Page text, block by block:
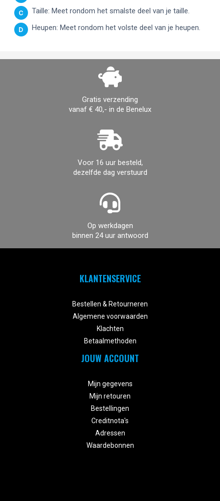
C Taille: Meet rondom het smalste deel van je taille.
D Heupen: Meet rondom het volste deel van je heupen.
Gratis verzending
vanaf € 40,- in de Benelux
Voor 16 uur besteld,
dezelfde dag verstuurd
Op werkdagen
binnen 24 uur antwoord
KLANTENSERVICE
Bestellen & Retourneren
Algemene voorwaarden
Klachten
Betaalmethoden
JOUW ACCOUNT
Mijn gegevens
Mijn retouren
Bestellingen
Creditnota's
Adressen
Waardebonnen